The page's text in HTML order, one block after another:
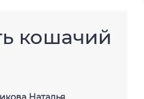
кошачий